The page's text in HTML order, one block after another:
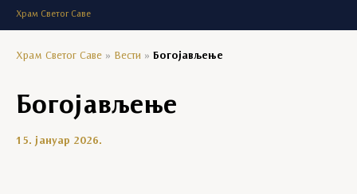
Храм Светог Саве
Храм Светог Саве » Вести » Богојављење
Богојављење
15. јануар 2026.